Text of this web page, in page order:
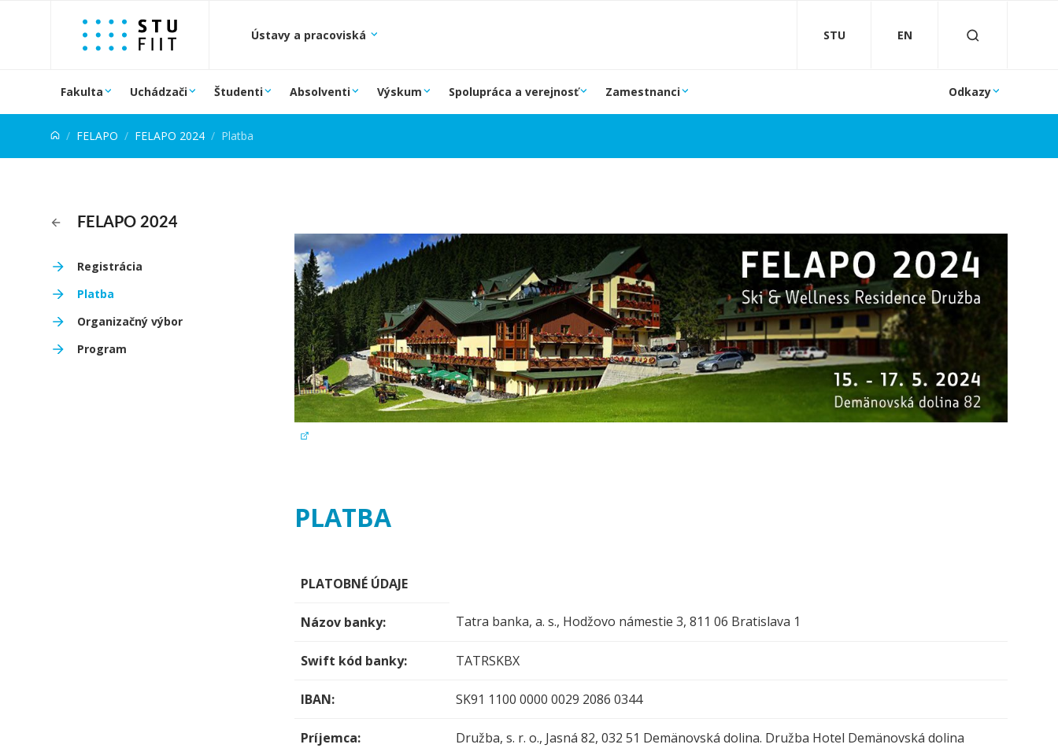
Prejsť na obsah
Ústavy a pracoviská STU EN
Fakulta Uchádzači Študenti Absolventi Výskum Spolupráca a verejnosť Zamestnanci Odkazy
FELAPO FELAPO 2024 Platba
FELAPO 2024
Registrácia
Platba
Organizačný výbor
Program
PLATBA
PLATOBNÉ ÚDAJE
Názov banky: Tatra banka, a. s., Hodžovo námestie 3, 811 06 Bratislava 1
Swift kód banky: TATRSKBX
IBAN: SK91 1100 0000 0029 2086 0344
Príjemca: Družba, s. r. o., Jasná 82, 032 51 Demänovská dolina. Družba Hotel Demänovská dolina